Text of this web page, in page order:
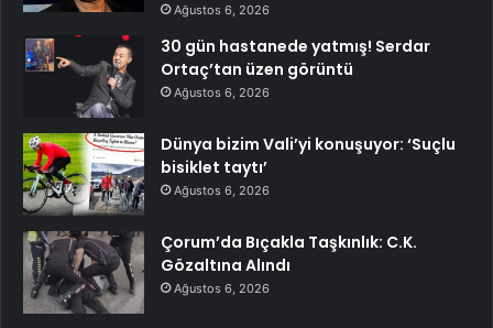
Ağustos 6, 2026
30 gün hastanede yatmış! Serdar
Ortaç’tan üzen görüntü
Ağustos 6, 2026
Dünya bizim Vali’yi konuşuyor: ‘Suçlu
bisiklet taytı’
Ağustos 6, 2026
Çorum’da Bıçakla Taşkınlık: C.K.
Gözaltına Alındı
Ağustos 6, 2026